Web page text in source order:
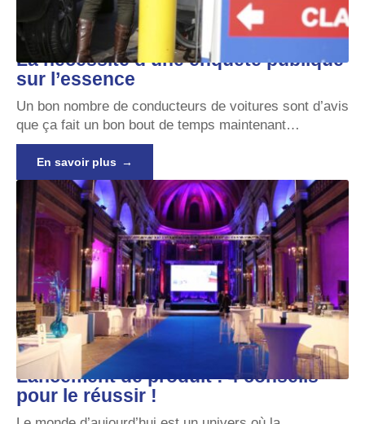
La nécessité d’une enquête publique
sur l’essence
Un bon nombre de conducteurs de voitures sont d’avis
que ça fait un bon bout de temps maintenant…
En savoir plus
Lancement de produit : 4 conseils
pour le réussir !